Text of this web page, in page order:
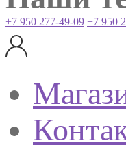
+7 950 277-49-09 +7 950